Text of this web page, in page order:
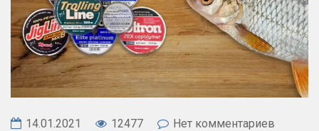
14.01.2021 12477 Нет комментариев